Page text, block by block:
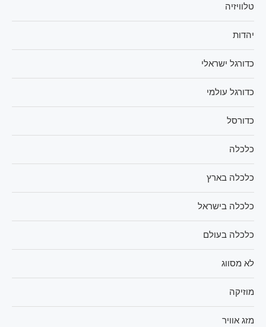
טלוויזיה
יהדות
כדורגל ישראלי
כדורגל עולמי
כדורסל
כלכלה
כלכלה בארץ
כלכלה בישראל
כלכלה בעולם
לא מסווג
מוזיקה
מזג אוויר